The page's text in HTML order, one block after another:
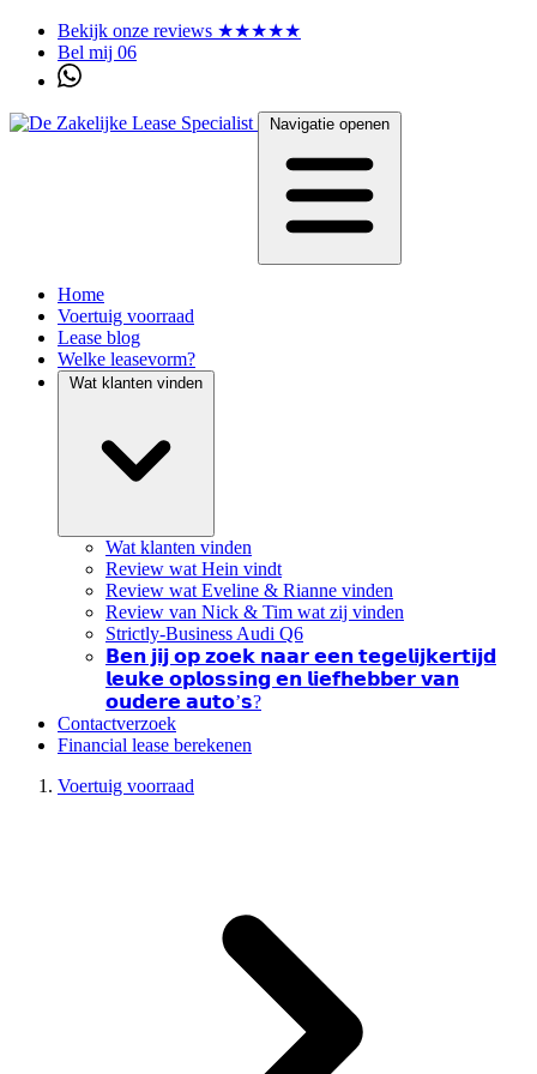
Bekijk onze reviews ★★★★★
Bel mij 06
Navigatie openen
Home
Voertuig voorraad
Lease blog
Welke leasevorm?
Wat klanten vinden
Wat klanten vinden
Review wat Hein vindt
Review wat Eveline & Rianne vinden
Review van Nick & Tim wat zij vinden
Strictly-Business Audi Q6
𝗕𝗲𝗻 𝗷𝗶𝗷 𝗼𝗽 𝘇𝗼𝗲𝗸 𝗻𝗮𝗮𝗿 𝗲𝗲𝗻 𝘁𝗲𝗴𝗲𝗹𝗶𝗷𝗸𝗲𝗿𝘁𝗶𝗷𝗱
𝗹𝗲𝘂𝗸𝗲 𝗼𝗽𝗹𝗼𝘀𝘀𝗶𝗻𝗴 𝗲𝗻 𝗹𝗶𝗲𝗳𝗵𝗲𝗯𝗯𝗲𝗿 𝘃𝗮𝗻
𝗼𝘂𝗱𝗲𝗿𝗲 𝗮𝘂𝘁𝗼’𝘀?
Contactverzoek
Financial lease berekenen
Voertuig voorraad